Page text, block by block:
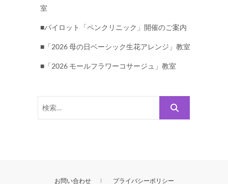
室
■パイロット「ペンクリニック」開催のご案内
■「2026 母の日ベーシック生花アレンジ」教室
■「2026 モールフラワーコサージュ」教室
お問い合わせ プライバシーポリシー